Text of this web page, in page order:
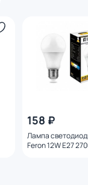
158 ₽
Лампа
Feron 12W E27